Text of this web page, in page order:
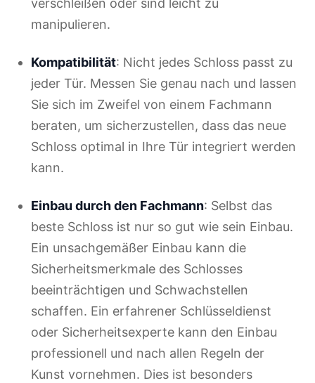
verschleißen oder sind leicht zu
manipulieren.
Kompatibilität: Nicht jedes Schloss passt zu
jeder Tür. Messen Sie genau nach und lassen
Sie sich im Zweifel von einem Fachmann
beraten, um sicherzustellen, dass das neue
Schloss optimal in Ihre Tür integriert werden
kann.
Einbau durch den Fachmann: Selbst das
beste Schloss ist nur so gut wie sein Einbau.
Ein unsachgemäßer Einbau kann die
Sicherheitsmerkmale des Schlosses
beeinträchtigen und Schwachstellen
schaffen. Ein erfahrener Schlüsseldienst
oder Sicherheitsexperte kann den Einbau
professionell und nach allen Regeln der
Kunst vornehmen. Dies ist besonders